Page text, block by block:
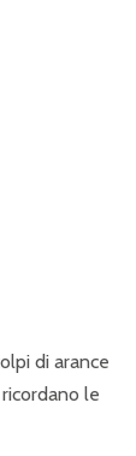
di arance
le